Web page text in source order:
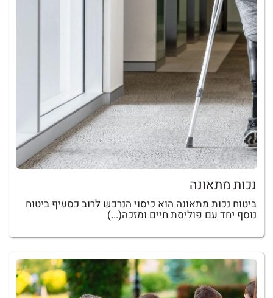
נכות מתאונה
ביטוח נכות מתאונה הוא כיסוי הנרכש לרוב כסעיף ביטוח
נוסף יחד עם פוליסת חיים ומזכה(...)